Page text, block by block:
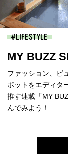
LIFESTYLE
MY BUZZ
ファッション、ビ
ポットをエディタ
推す連載「MY
んでみよう！